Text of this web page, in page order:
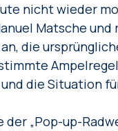
nicht wieder
Matsche
die
die Situation
„Pop-up-